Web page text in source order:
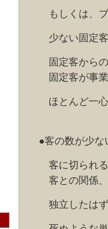
もしくは、ブ
少ない固定客
固定客からの
固定客が事業
ほとんど一心
●客の数が少な
客に切られる
客との関係、
独立したはず